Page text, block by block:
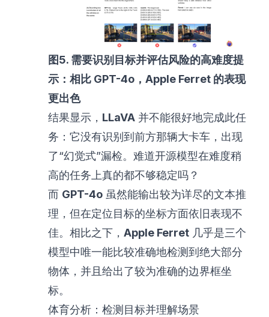
图5. 需要识别目标并评估风险的高难度提
示：相比 GPT-4o，Apple Ferret 的表现
更出色
结果显示， LLaVA 并不能很好地完成此任
务：它没有识别到前方那辆大卡车，出现
了“幻觉式”漏检。难道开源模型在难度稍
高的任务上真的都不够稳定吗？
而 GPT-4o 虽然能输出较为详尽的文本推
理，但在定位目标的坐标方面依旧表现不
佳。相比之下， Apple Ferret 几乎是三个
模型中唯一能比较准确地检测到绝大部分
物体，并且给出了较为准确的边界框坐
标。
体育分析：检测目标并理解场景